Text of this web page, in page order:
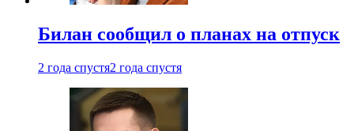
Билан сообщил о планах на отпуск
2 года спустя2 года спустя